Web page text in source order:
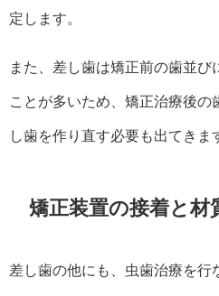
定します。
また、差し歯は矯正前の歯並び
ことが多いため、矯正治療後
し歯を作り直す必要も出てきま
矯正装置の接着と材
差し歯の他にも、虫歯治療を行